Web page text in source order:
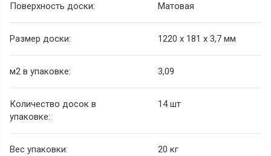
Поверхность доски: Матовая
Размер доски: 1220 х 181 х 3,7 мм
м2 в упаковке: 3,09
Количество досок в
упаковке:
14 шт
Вес упаковки: 20 кг